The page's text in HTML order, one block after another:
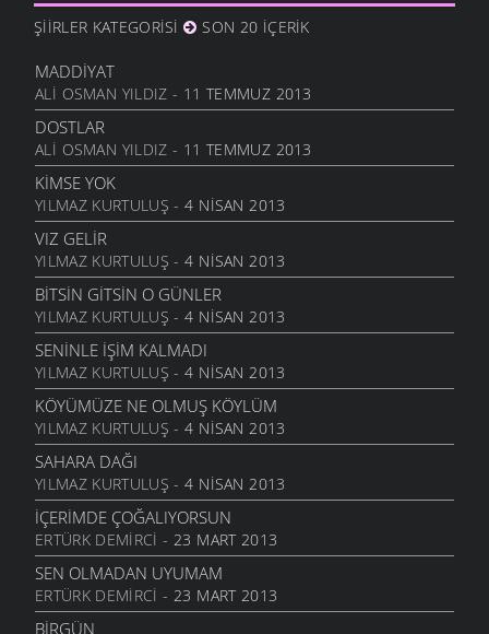
ANAM
HESLER
27 KASIM 2011
BILEMEDIM
24 KASIM 2011
VARDIR
5 KASIM 2011
TOPRAKTIR
5 KASIM 2011
BITTI ÖĞRETMENIM
22 AĞUSTOS 2011
GENÇIYAN
15 AĞUSTOS 2011
ALDIRMA GÜLÜM
13 AĞUSTOS 2011
BENDE VARIM
24 TEMMUZ 2011
SARI KIZ
16 TEMMUZ 2011
GELIN CANLAR
3 TEMMUZ 2011
ŞIIRLER KATEGORISI SON 20 İÇERIK
MADDIYAT
ALI OSMAN YILDIZ - 11 TEMMUZ 2013
DOSTLAR
ALI OSMAN YILDIZ - 11 TEMMUZ 2013
KIMSE YOK
YILMAZ KURTULUŞ - 4 NISAN 2013
VIZ GELIR
YILMAZ KURTULUŞ - 4 NISAN 2013
BITSIN GITSIN O GÜNLER
YILMAZ KURTULUŞ - 4 NISAN 2013
SENINLE İŞIM KALMADI
YILMAZ KURTULUŞ - 4 NISAN 2013
KÖYÜMÜZE NE OLMUŞ KÖYLÜM
YILMAZ KURTULUŞ - 4 NISAN 2013
SAHARA DAĞI
YILMAZ KURTULUŞ - 4 NISAN 2013
İÇERIMDE ÇOĞALIYORSUN
ERTÜRK DEMIRCI - 23 MART 2013
SEN OLMADAN UYUMAM
ERTÜRK DEMIRCI - 23 MART 2013
BIRGÜN